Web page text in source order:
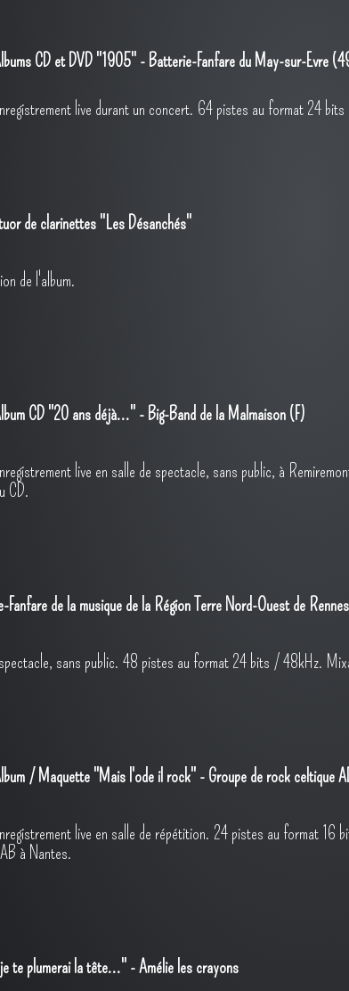
CD et DVD "1905" - Batterie-Fanfare du May-sur-Evre
live durant un concert. 64 pistes au format 24
de clarinettes "Les Désanchés"
de l'album.
CD "20 ans déjà..." - Big-Band de la Malmaison (F)
live en salle de spectacle, sans public, à
CD.
de la musique de la Région Terre Nord-Ouest de
sans public. 48 pistes au format 24 bits / 48kHz.
/ Maquette "Mais l'ode il rock" - Groupe de rock celtique
live en salle de répétition. 24 pistes au format
à Nantes.
te plumerai la tête..." - Amélie les crayons